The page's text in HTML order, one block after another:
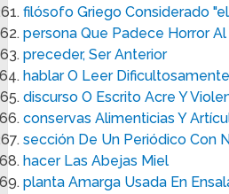
filósofo Griego Considerado
persona Que Padece Horror
preceder, Ser Anterior
hablar O Leer
discurso O Escrito Acre Y
conservas Alimenticias Y
sección De Un Periódico Con
hacer Las Abejas Miel
planta Amarga Usada En